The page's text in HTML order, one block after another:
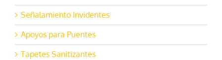
Señalamiento Invidentes
Apoyos para Puentes
Tapetes Sanitizantes